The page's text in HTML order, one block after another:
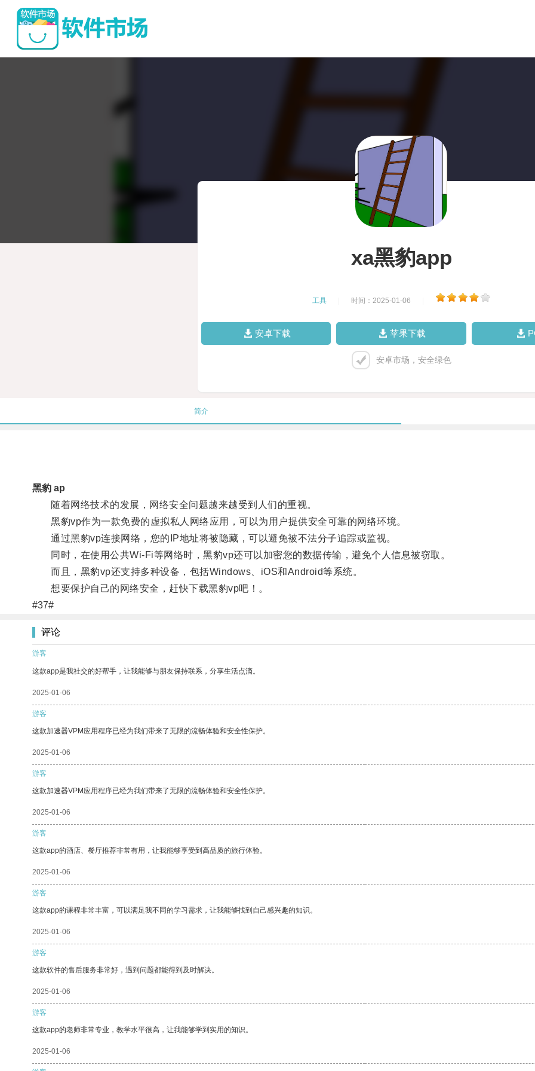
xa黑豹app
工具 时间：2025-01-06
安卓下载 苹果下载
安卓市场，安全绿色
简介
黑豹 ap
随着网络技术的发展，网络安全问题越来越受到人们的重视。
黑豹vp作为一款免费的虚拟私人网络应用，可以为用户提供安全可靠的网络环境。
通过黑豹vp连接网络，您的IP地址将被隐藏，可以避免被不法分子追踪或监视。
同时，在使用公共Wi-Fi等网络时，黑豹vp还可以加密您的数据传输，避免个人信息被窃取。
而且，黑豹vp还支持多种设备，包括Windows、iOS和Android等系统。
想要保护自己的网络安全，赶快下载黑豹vp吧！。
#37#
评论
游客
这款app是我社交的好帮手，让我能够与朋友保持联系，分享生活点滴。
2025-01-06
游客
这款加速器VPM应用程序已经为我们带来了无限的流畅体验和安全性保护。
2025-01-06
游客
这款加速器VPM应用程序已经为我们带来了无限的流畅体验和安全性保护。
2025-01-06
游客
这款app的酒店、餐厅推荐非常有用，让我能够享受到高品质的旅行体验。
2025-01-06
游客
这款app的课程非常丰富，可以满足我不同的学习需求，让我能够找到自己感兴趣的知识。
2025-01-06
游客
这款软件的售后服务非常好，遇到问题都能得到及时解决。
2025-01-06
游客
这款app的老师非常专业，教学水平很高，让我能够学到实用的知识。
2025-01-06